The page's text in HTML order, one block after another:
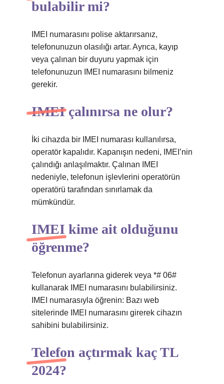
bulabilir mi?
IMEI numarasını polise aktarırsanız,
telefonunuzun olasılığı artar. Ayrıca, kayıp
veya çalınan bir duyuru yapmak için
telefonunuzun IMEI numarasını bilmeniz
gerekir.
IMEI çalınırsa ne olur?
İki cihazda bir IMEI numarası kullanılırsa,
operatör kapalıdır. Kapanışın nedeni, IMEI’nin
çalındığı anlaşılmaktır. Çalınan IMEI
nedeniyle, telefonun işlevlerini operatörün
operatörü tarafından sınırlamak da
mümkündür.
IMEI kime ait olduğunu
öğrenme?
Telefonun ayarlarına giderek veya *# 06#
kullanarak IMEI numarasını bulabilirsiniz.
IMEI numarasıyla öğrenin: Bazı web
sitelerinde IMEI numarasını girerek cihazın
sahibini bulabilirsiniz.
Telefon açtırmak kaç TL
2024?